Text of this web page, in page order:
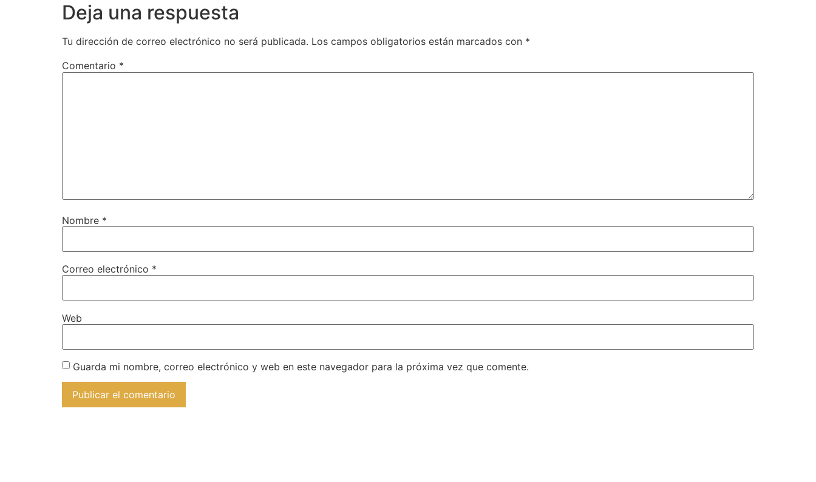
Deja una respuesta
Tu dirección de correo electrónico no será publicada. Los campos obligatorios están marcados con *
Comentario *
Nombre *
Correo electrónico *
Web
Guarda mi nombre, correo electrónico y web en este navegador para la próxima vez que comente.